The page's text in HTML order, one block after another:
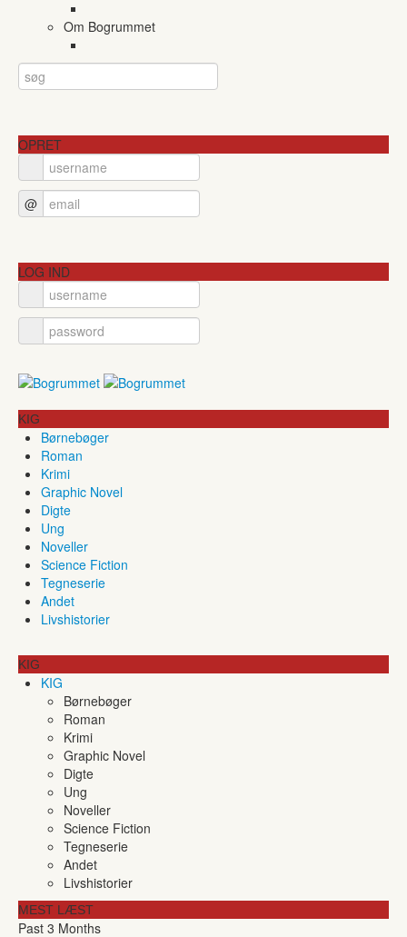
Om Bogrummet
OPRET
@
LOG IND
KIG
Børnebøger
Roman
Krimi
Graphic Novel
Digte
Ung
Noveller
Science Fiction
Tegneserie
Andet
Livshistorier
KIG
KIG
Børnebøger
Roman
Krimi
Graphic Novel
Digte
Ung
Noveller
Science Fiction
Tegneserie
Andet
Livshistorier
MEST LÆST
Past 3 Months